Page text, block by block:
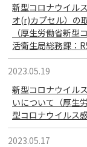
新型コロナウイル
オ(r)カプセル）の
（厚生労働省新
活衛生局総務課：
2023.05.19
新型コロナウイル
いについて（厚生
型コロナウイルス
2023.05.17